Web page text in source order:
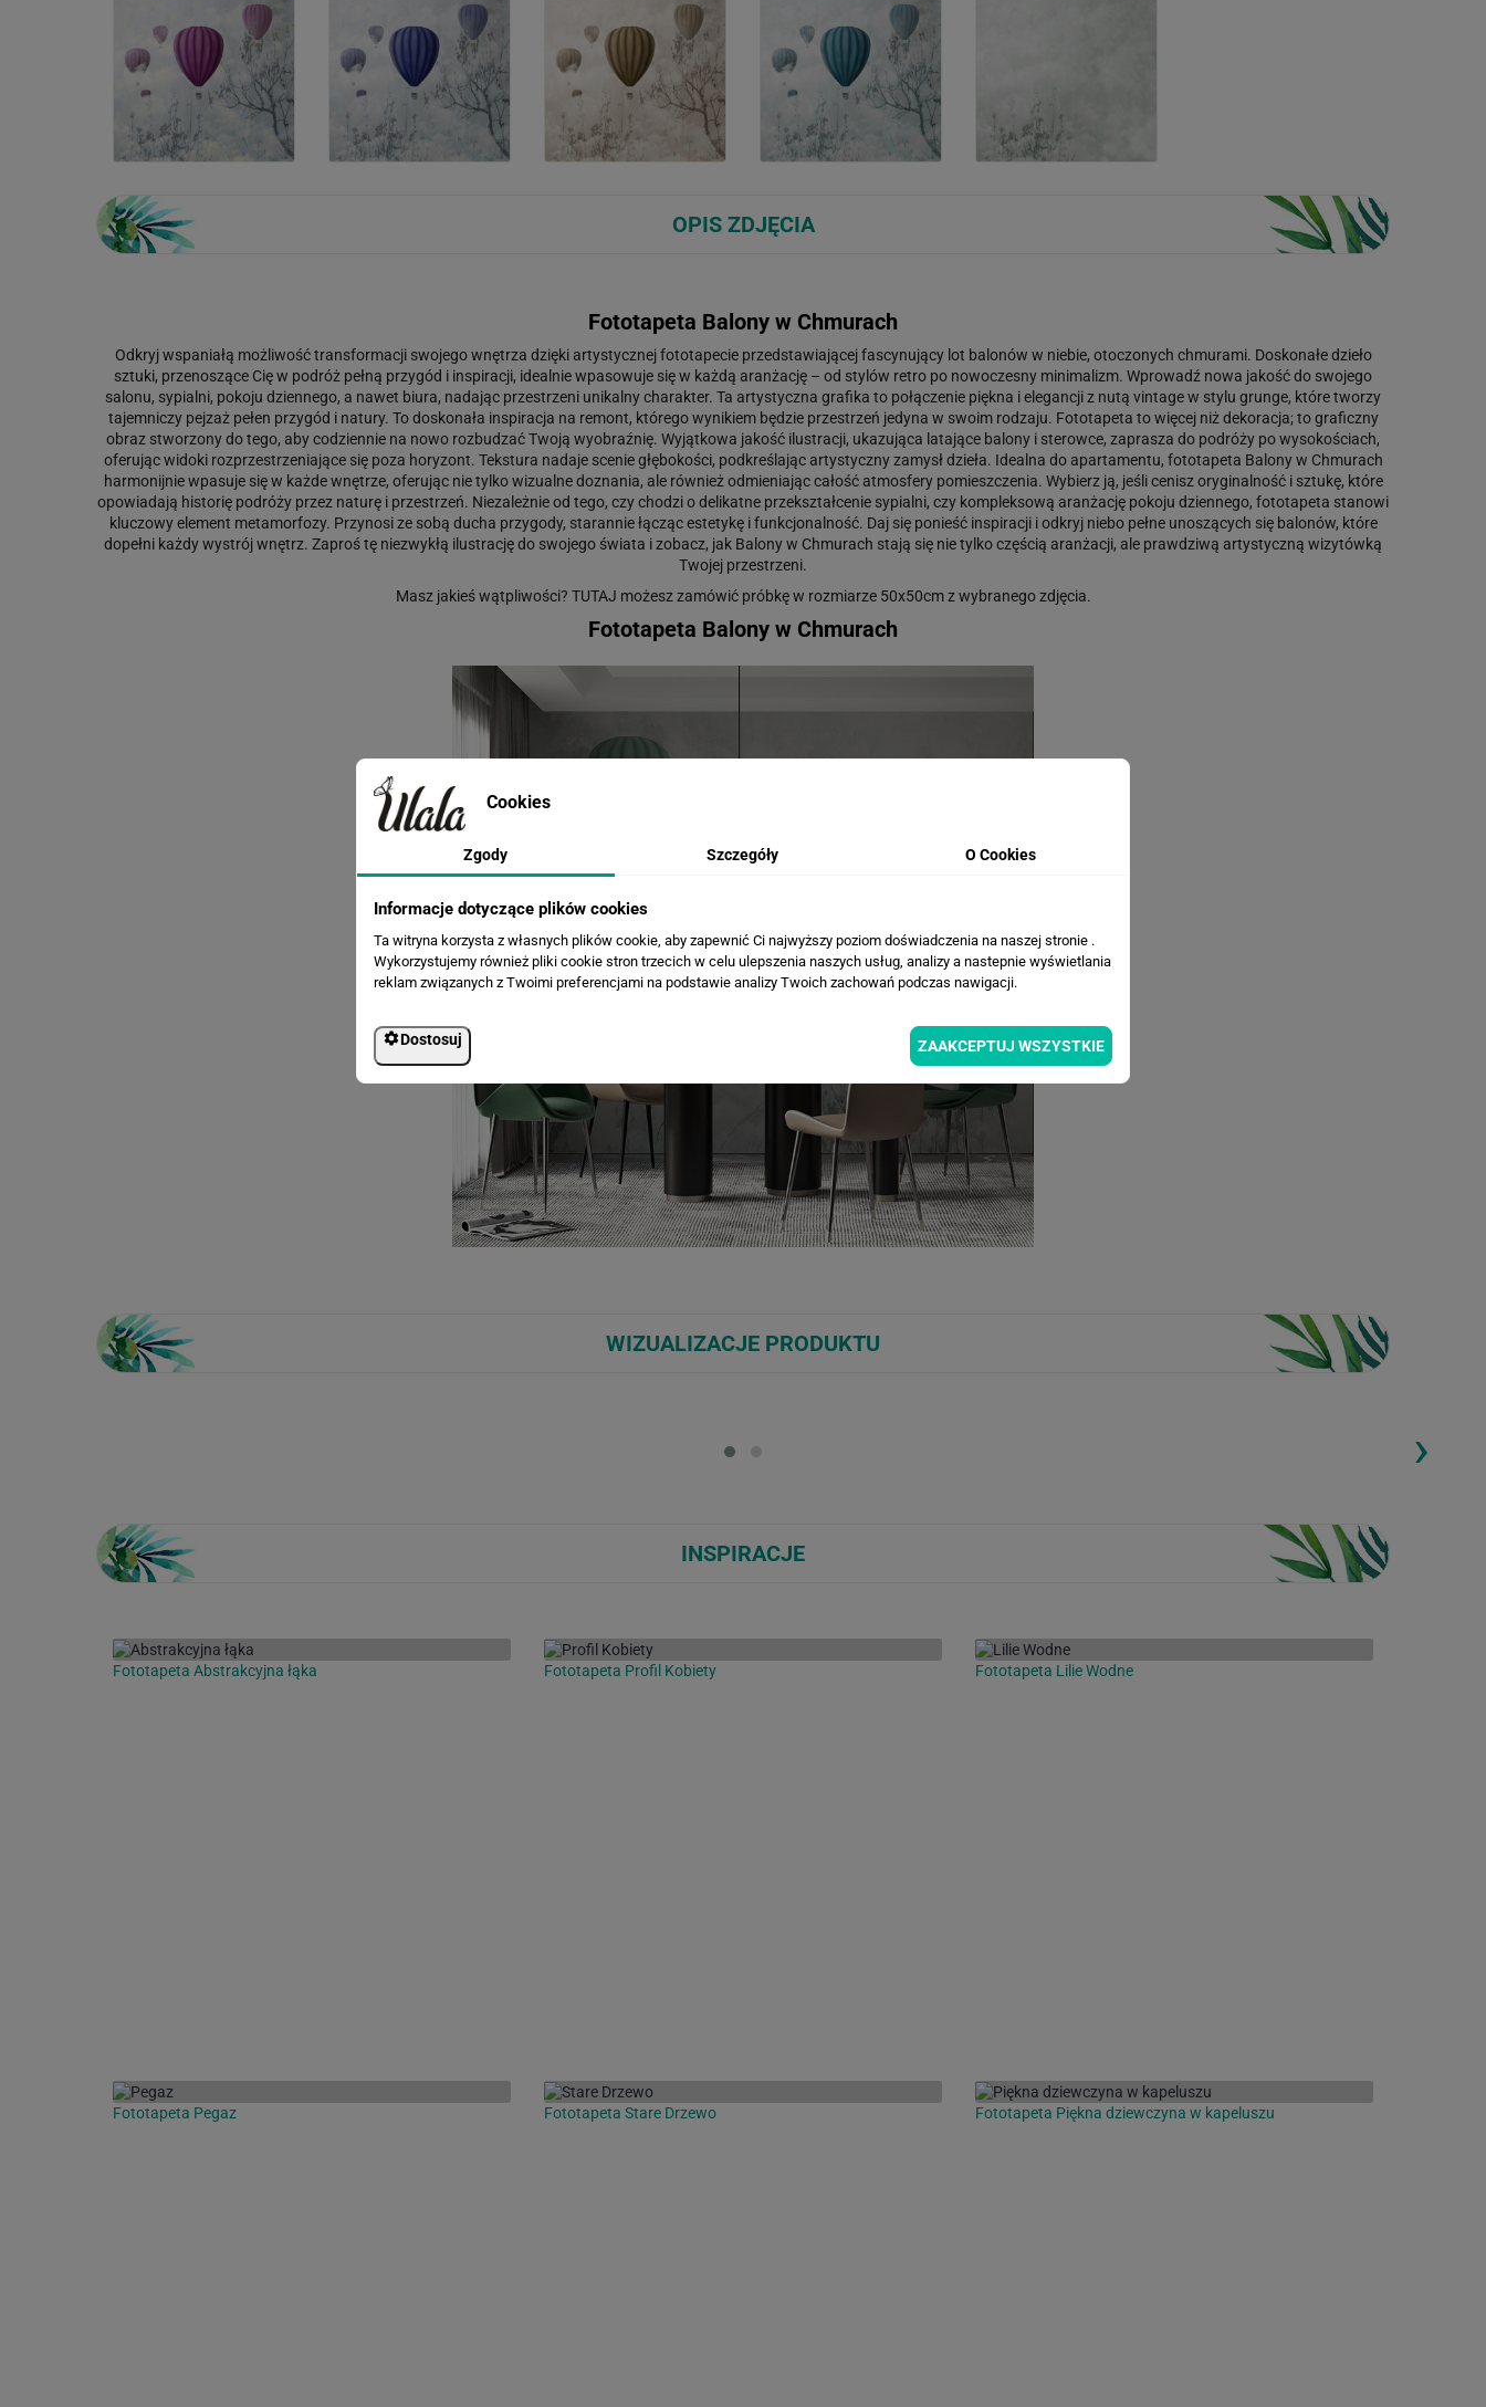
OPIS ZDJĘCIA
Fototapeta Balony w Chmurach
Odkryj wspaniałą możliwość transformacji swojego wnętrza dzięki artystycznej fototapecie przedstawiającej fascynujący lot balonów w niebie, otoczonych chmurami. Doskonałe dzieło
sztuki, przenoszące Cię w podróż pełną przygód i inspiracji, idealnie wpasowuje się w każdą aranżację – od stylów retro po nowoczesny minimalizm. Wprowadź nowa jakość do swojego
salonu, sypialni, pokoju dziennego, a nawet biura, nadając przestrzeni unikalny charakter. Ta artystyczna grafika to połączenie piękna i elegancji z nutą vintage w stylu grunge, które tworzy
tajemniczy pejzaż pełen przygód i natury. To doskonała inspiracja na remont, którego wynikiem będzie przestrzeń jedyna w swoim rodzaju. Fototapeta to więcej niż dekoracja; to graficzny
obraz stworzony do tego, aby codziennie na nowo rozbudzać Twoją wyobraźnię. Wyjątkowa jakość ilustracji, ukazująca latające balony i sterowce, zaprasza do podróży po wysokościach,
oferując widoki rozprzestrzeniające się poza horyzont. Tekstura nadaje scenie głębokości, podkreślając artystyczny zamysł dzieła. Idealna do apartamentu, fototapeta Balony w Chmurach
harmonijnie wpasuje się w każde wnętrze, oferując nie tylko wizualne doznania, ale również odmieniając całość atmosfery pomieszczenia. Wybierz ją, jeśli cenisz oryginalność i sztukę, które
opowiadają historię podróży przez naturę i przestrzeń. Niezależnie od tego, czy chodzi o delikatne przekształcenie sypialni, czy kompleksową aranżację pokoju dziennego, fototapeta stanowi
kluczowy element metamorfozy. Przynosi ze sobą ducha przygody, starannie łącząc estetykę i funkcjonalność. Daj się ponieść inspiracji i odkryj niebo pełne unoszących się balonów, które
dopełni każdy wystrój wnętrz. Zaproś tę niezwykłą ilustrację do swojego świata i zobacz, jak Balony w Chmurach stają się nie tylko częścią aranżacji, ale prawdziwą artystyczną wizytówką
Twojej przestrzeni.
Masz jakieś wątpliwości? TUTAJ możesz zamówić próbkę w rozmiarze 50x50cm z wybranego zdjęcia.
Fototapeta Balony w Chmurach
WIZUALIZACJE PRODUKTU
Loading...
›
INSPIRACJE
Fototapeta Abstrakcyjna łąka Fototapeta Profil Kobiety Fototapeta Lilie Wodne
Fototapeta Pegaz Fototapeta Stare Drzewo Fototapeta Piękna dziewczyna w kapeluszu
Cookies
Zgody Szczegóły O Cookies
Informacje dotyczące plików cookies
Ta witryna korzysta z własnych plików cookie, aby zapewnić Ci najwyższy poziom doświadczenia na naszej stronie .
Wykorzystujemy również pliki cookie stron trzecich w celu ulepszenia naszych usług, analizy a nastepnie wyświetlania
reklam związanych z Twoimi preferencjami na podstawie analizy Twoich zachowań podczas nawigacji.
Dostosuj ZAAKCEPTUJ WSZYSTKIE